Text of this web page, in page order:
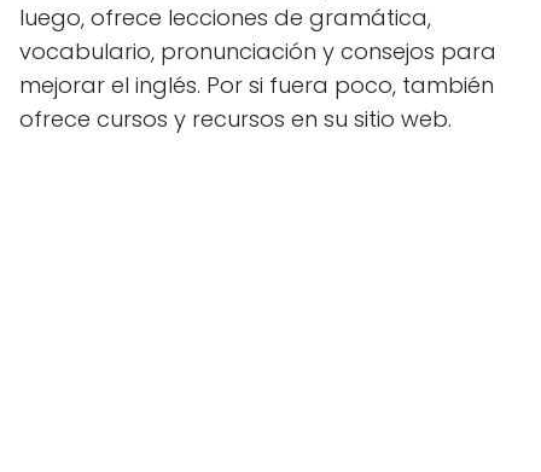
luego, ofrece lecciones de gramática,
vocabulario, pronunciación y consejos para
mejorar el inglés. Por si fuera poco, también
ofrece cursos y recursos en su sitio web.